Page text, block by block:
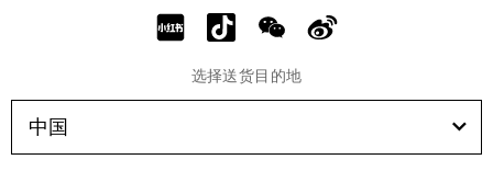
选择送货目的地
中国